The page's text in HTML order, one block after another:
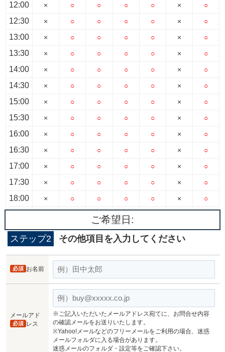
12:00
12:30
13:00
13:30
14:00
14:30
15:00
15:30
16:00
16:30
17:00
17:30
18:00
×
×
×
×
×
×
×
×
×
×
×
×
×
○
○
○
○
○
○
○
○
○
○
○
○
○
○
○
○
○
○
○
○
○
○
○
○
○
○
○
○
○
○
○
○
○
○
○
○
○
○
○
○
○
○
○
○
○
○
○
○
○
○
○
○
×
×
×
×
×
×
×
×
×
×
×
×
×
○
○
○
○
○
○
○
○
○
○
○
○
○
ご希望日:
ステップ2 その他項目を入力してください
お名前
必須
メールアド
レス
必須
※ご記入いただいたメールアドレス宛てに、お問合せ内容
の確認メールをお送りいたします。
※Yahoo!メールなどのフリーメールをご利用の場合、迷惑
メールフォルダに入る場合があります。
迷惑メールのフォルダ・設定等をご確認下さい。